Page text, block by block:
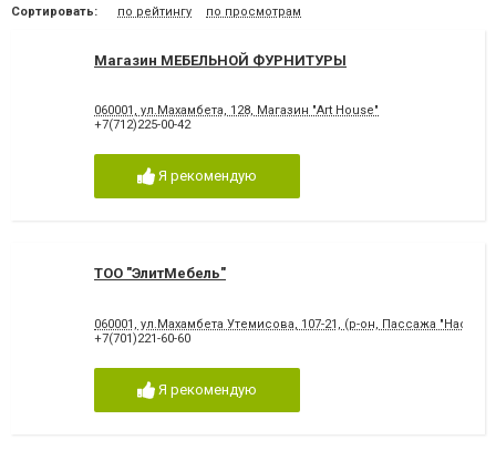
Сортировать: по рейтингу по просмотрам
Магазин МЕБЕЛЬНОЙ ФУРНИТУРЫ
060001, ул.Махамбета, 128, Магазин "Art House"
+7(712)225-00-42
Я рекомендую
ТОО "ЭлитМебель"
060001, ул.Махамбета Утемисова, 107-21, (р-он, Пассажа
+7(701)221-60-60
Я рекомендую